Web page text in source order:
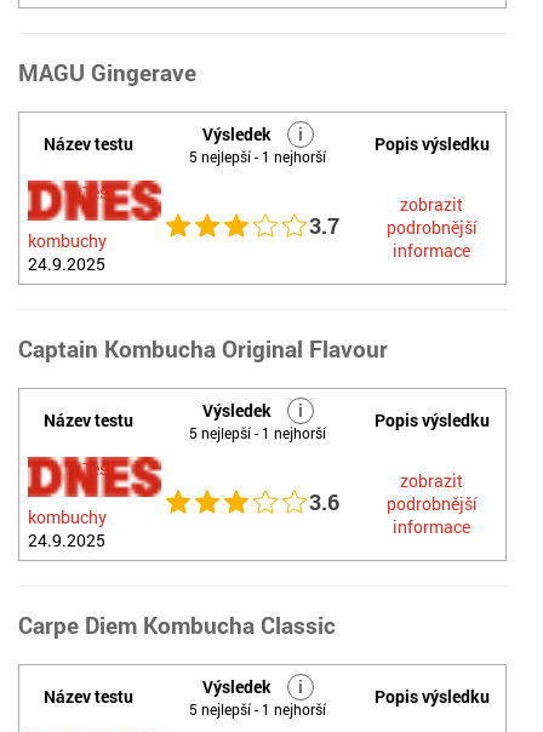
MAGU Gingerave
Název testu Výsledek i
5 nejlepší - 1 nejhorší
Popis výsledku
Test
kombuchy
24.9.2025
3.7
zobrazit
podrobnější
informace
Captain Kombucha Original Flavour
Název testu Výsledek i
5 nejlepší - 1 nejhorší
Popis výsledku
Test
kombuchy
24.9.2025
3.6
zobrazit
podrobnější
informace
Carpe Diem Kombucha Classic
Název testu Výsledek i
5 nejlepší - 1 nejhorší
Popis výsledku